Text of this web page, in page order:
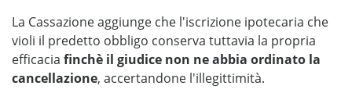
La Cassazione aggiunge che l'iscrizione ipotecaria che
violi il predetto obbligo conserva tuttavia la propria
efficacia finchè il giudice non ne abbia ordinato la
cancellazione, accertandone l'illegittimità.